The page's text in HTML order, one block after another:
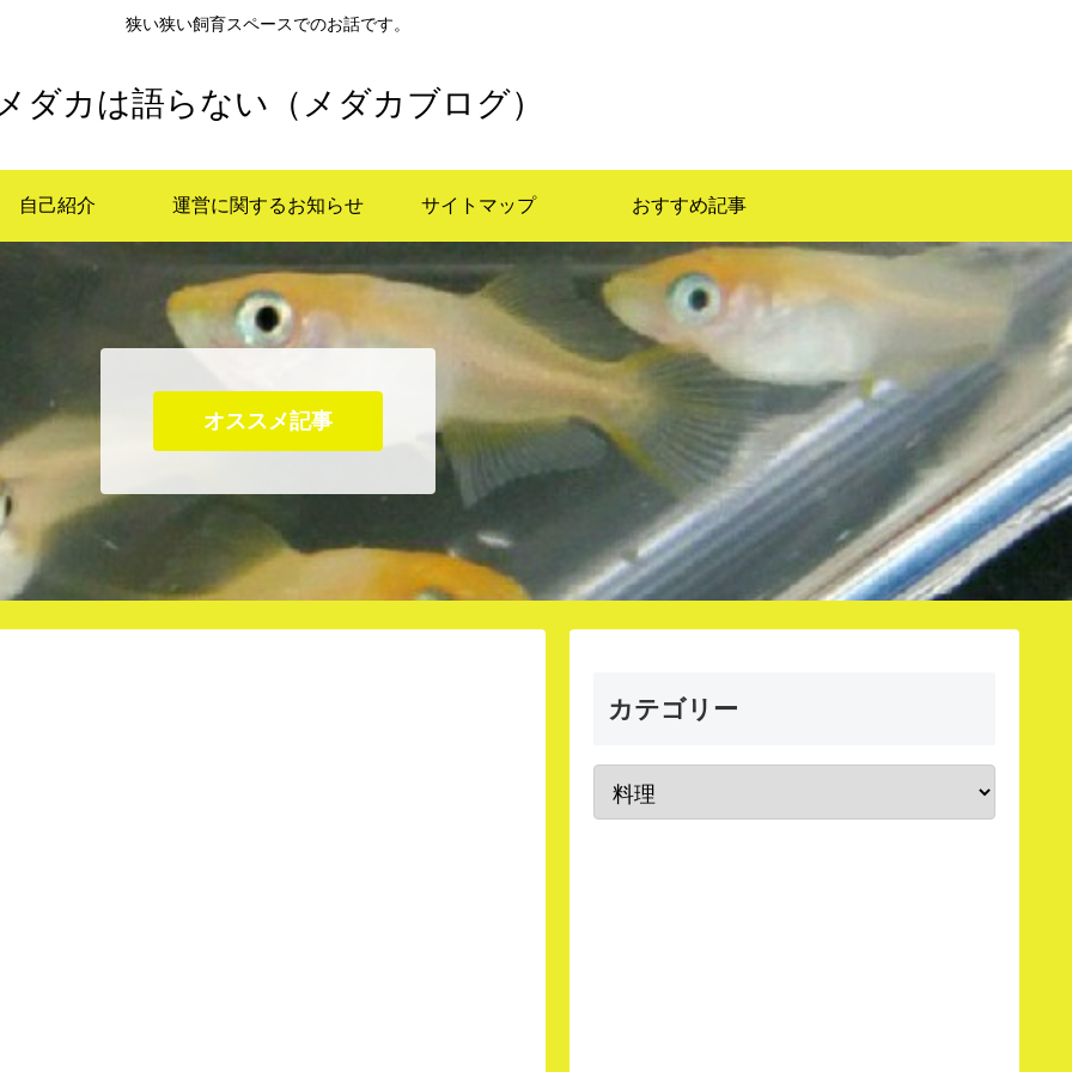
狭い狭い飼育スペースでのお話です。
ダカは語らない（メダカブログ）
自己紹介 運営に関するお知らせ サイトマップ おすすめ記事
オススメ記事
カテゴリー